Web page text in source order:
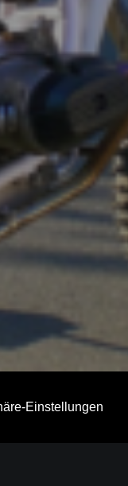
Einstellungen